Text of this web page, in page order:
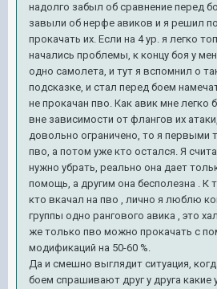
надолго забыл об сравнение перед
завыли об нерфе авиков и я решил
прокачать их. Если на 4 ур. я легко
начались проблемы, к концу боя у
одно самолета, и тут я вспомнил о
подсказке, и стал перед боем
не прокачан пво. Как авик мне
вне зависимости от флангов их
довольно ограничено, то я первыми
пво, а потом уже кто остался. Я
нужно убрать, реально она дает
помощь, а другим она бесполезна . К
кто вкачал на пво , лично я люблю
группы одно рангового авика , это
же только пво можно прокачать с
модификаций на 50-60 %.
Да и смешно выглядит ситуация,
боем спрашивают друг у друга какие